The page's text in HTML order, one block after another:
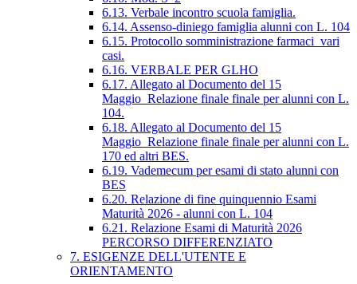
6.13. Verbale incontro scuola famiglia.
6.14. Assenso-diniego famiglia alunni con L. 104
6.15. Protocollo somministrazione farmaci_vari
casi.
6.16. VERBALE PER GLHO
6.17. Allegato al Documento del 15
Maggio_Relazione finale finale per alunni con L.
104.
6.18. Allegato al Documento del 15
Maggio_Relazione finale finale per alunni con L.
170 ed altri BES.
6.19. Vademecum per esami di stato alunni con
BES
6.20. Relazione di fine quinquennio Esami
Maturità 2026 - alunni con L. 104
6.21. Relazione Esami di Maturità 2026
PERCORSO DIFFERENZIATO
7. ESIGENZE DELL'UTENTE E
ORIENTAMENTO